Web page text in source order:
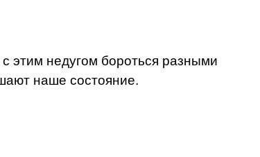
этим недугом бороться разными
наше состояние.